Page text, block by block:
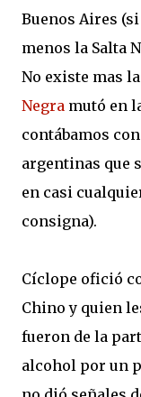
Buenos Aires
menos la Salta
No existe mas
Negra mutó en
contábamos
argentinas que
en casi
consigna).
Cíclope ofició
Chino y quien
fueron de la
alcohol por un